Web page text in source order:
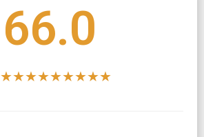
66.0
★★★★★★★★★